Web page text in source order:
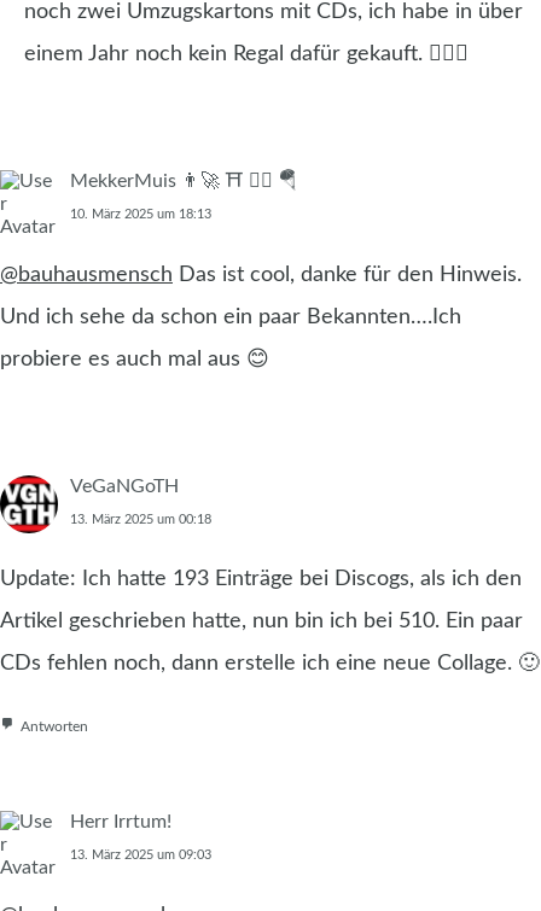
noch zwei Umzugskartons mit CDs, ich habe in über
einem Jahr noch kein Regal dafür gekauft. 🤷🏻‍♂️
MekkerMuis 👨‍🚀 ⛩️ 🏳️‍🌈 🪂
10. März 2025 um 18:13
@bauhausmensch Das ist cool, danke für den Hinweis.
Und ich sehe da schon ein paar Bekannten….Ich
probiere es auch mal aus 😊
VeGaNGoTH
13. März 2025 um 00:18
Update: Ich hatte 193 Einträge bei Discogs, als ich den
Artikel geschrieben hatte, nun bin ich bei 510. Ein paar
CDs fehlen noch, dann erstelle ich eine neue Collage. 🙂
Antworten
Herr Irrtum!
13. März 2025 um 09:03